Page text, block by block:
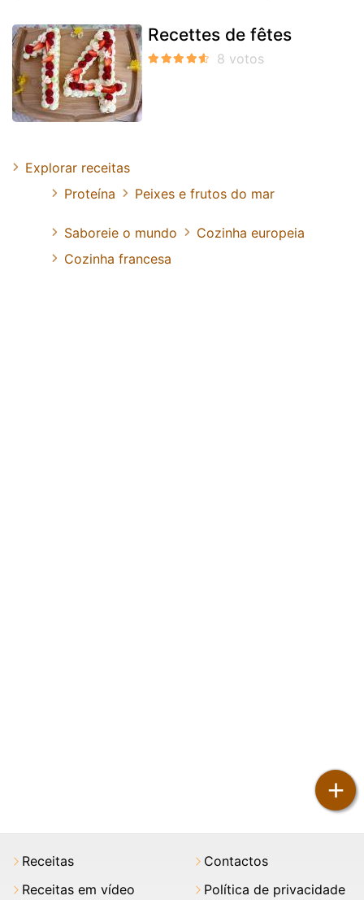
+
Recettes de fêtes
Explorar receitas
Proteína
Peixes e frutos do mar
Saboreie o mundo
Cozinha europeia
Cozinha francesa
Receitas
Receitas em vídeo
Contactos
Política de privacidade